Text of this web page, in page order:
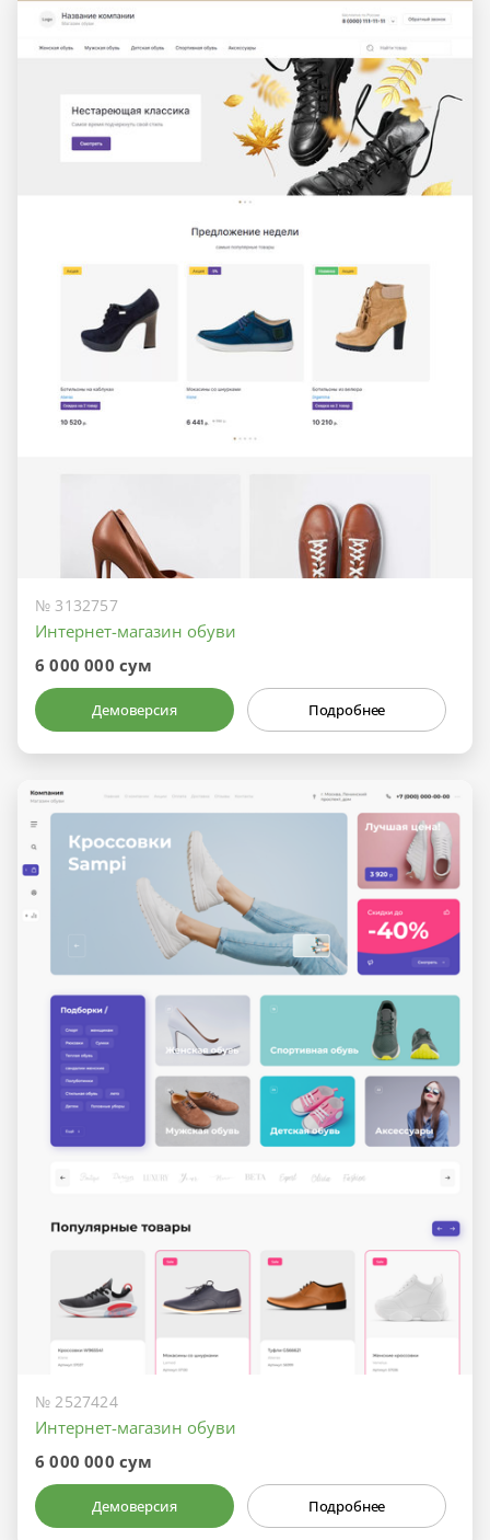
№ 3132757
Интернет-магазин обуви
6 000 000 сум
Демоверсия Подробнее
№ 2527424
Интернет-магазин обуви
6 000 000 сум
Демоверсия Подробнее